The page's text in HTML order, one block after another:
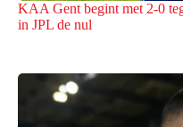
KAA Gent begint met 2-0
in JPL de nul